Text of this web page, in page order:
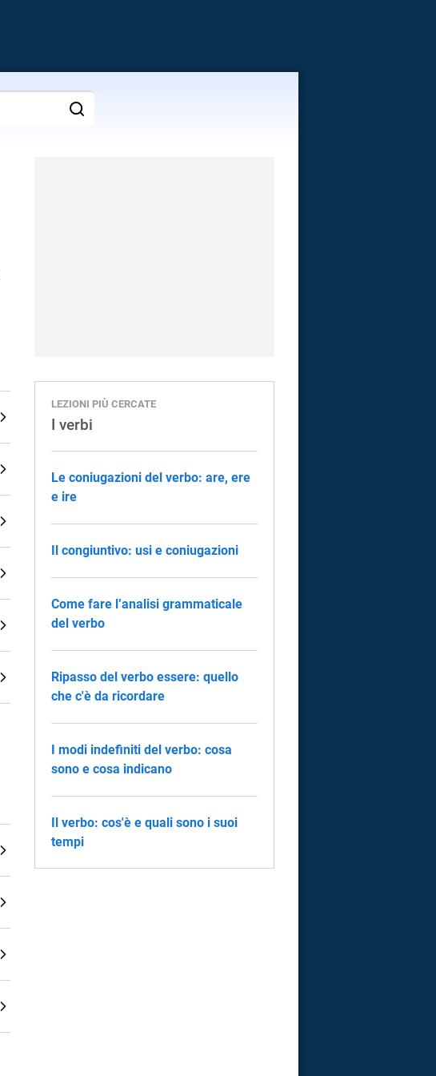
LEZIONI PIÙ CERCATE
I verbi
Le coniugazioni del verbo: are, ere
e ire
Il congiuntivo: usi e coniugazioni
Come fare l’analisi grammaticale
del verbo
Ripasso del verbo essere: quello
che c'è da ricordare
I modi indefiniti del verbo: cosa
sono e cosa indicano
Il verbo: cos'è e quali sono i suoi
tempi